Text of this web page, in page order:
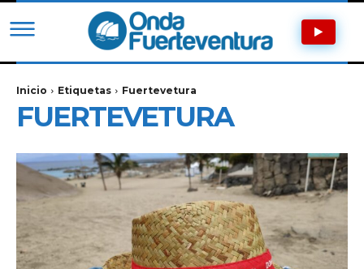
Inicio Etiquetas Fuertevetura
FUERTEVETURA